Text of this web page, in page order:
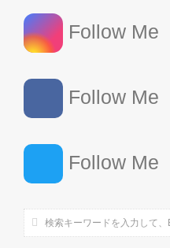
Follow Me
Follow Me
Follow Me